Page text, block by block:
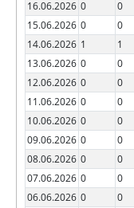
16.06.2026 0 0
15.06.2026 0 0
14.06.2026 1 1
13.06.2026 0 0
12.06.2026 0 0
11.06.2026 0 0
10.06.2026 0 0
09.06.2026 0 0
08.06.2026 0 0
07.06.2026 0 0
06.06.2026 0 0